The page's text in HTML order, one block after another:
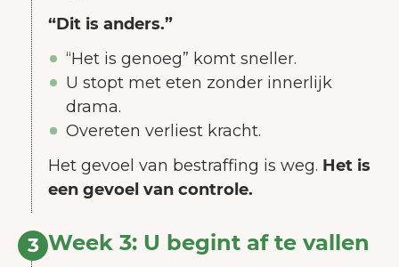
“Dit is anders.”
“Het is genoeg” komt sneller.
U stopt met eten zonder innerlijk
drama.
Overeten verliest kracht.
Het gevoel van bestraffing is weg. Het is
een gevoel van controle.
3 Week 3: U begint af te vallen